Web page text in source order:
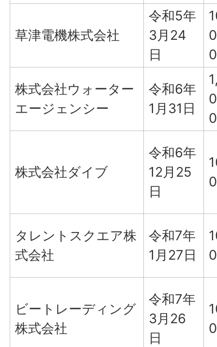
草津電機株式会社
令和5年
3月24
日
株式会社ウォーター
エージェンシー
令和6年
1月31日
0
株式会社ダイブ
令和6年
12月25
日
タレントスクエア株
式会社
令和7年
1月27日
ビートレーディング
株式会社
令和7年
3月26
日